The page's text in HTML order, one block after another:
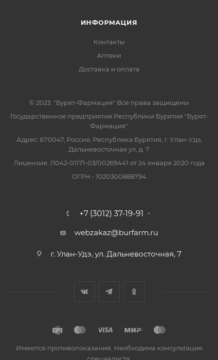
ИНФОРМАЦИЯ
Контакты
Аптеки
Доставка и оплата
© 2023. "Бурят-Фармация" Все права защищены
Государственное предприятие Республики Бурятия "Бурят-
Фармация"
Адрес: 670047, Россия, Республика Бурятия, г. Улан-Удэ,
Дальневосточная ул, д. 7
Лицензия: Л042-01171-03/00269441 от 24 января 2020 года
ОГРН - 1020300888794
+7 (3012) 37-19-91
webzakaz@burfarm.ru
г. Улан-Удэ, ул. Дальневосточная, 7
Имеются противопоказания. Необходима консультация